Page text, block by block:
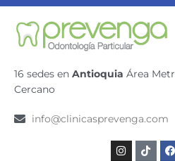
16 sedes en Antioquia Área
Cercano
info@clinicasprevenga.com
Instagram
Tiktok